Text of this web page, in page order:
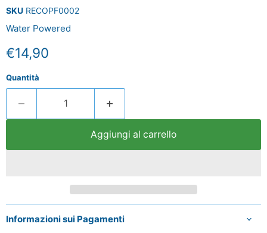
SKU RECOPF0002
Water Powered
Prezzo attuale
€14,90
Quantità
Aggiungi al carrello
Informazioni sui Pagamenti